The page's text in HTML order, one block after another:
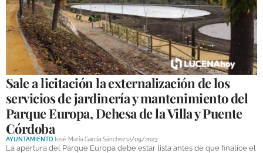
Sale a licitación la externalización de los
servicios de jardinería y mantenimiento del
Parque Europa, Dehesa de la Villa y Puente
Córdoba
AYUNTAMIENTO José María García Sánchez12/09/2023
La apertura del Parque Europa debe estar lista antes de que finalice el